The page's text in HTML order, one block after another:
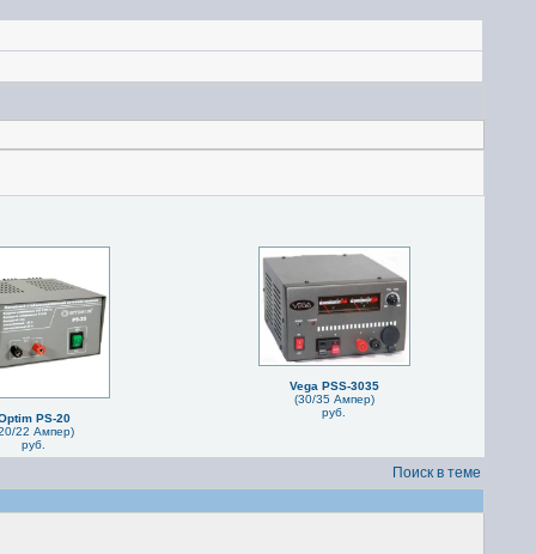
PS-20
22 Ампер)
руб.
Vega PSS-3035
(30/35 Ампер)
руб.
Поиск в теме